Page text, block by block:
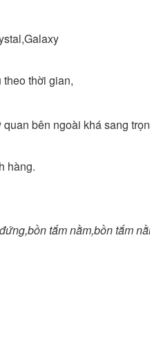
thời gian,
bên ngoài khá sang
hàng.
tắm nằm,bồn tắm